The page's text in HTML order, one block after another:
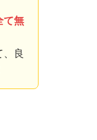
て無
良